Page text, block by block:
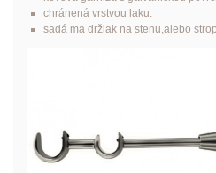
chránená vrstvou laku.
sadá ma držiak na stenu,alebo